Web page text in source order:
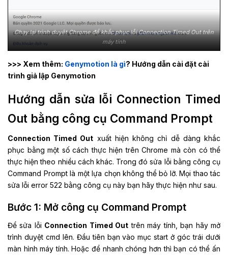
Chạy lại trình duyệt Chrome để khắc phục lỗi Connection Timed Out trên
máy tính
>>> Xem thêm: Genymotion là gì? Hướng dẫn cài đặt cài
trình giả lập Genymotion
Hướng dẫn sửa lỗi Connection Timed
Out bằng công cụ Command Prompt
Connection Timed Out xuất hiện không chỉ dễ dàng khắc
phục bằng một số cách thực hiện trên Chrome mà còn có thể
thực hiện theo nhiều cách khác. Trong đó sửa lỗi bằng công cụ
Command Prompt là một lựa chọn không thể bỏ lỡ. Mọi thao tác
sửa lỗi error 522 bằng công cụ này bạn hãy thực hiện như sau.
Bước 1: Mở công cụ Command Prompt
Để sửa lỗi Connection Timed Out trên máy tính, bạn hãy mở
trình duyệt cmd lên. Đầu tiên bạn vào mục start ở góc trái dưới
màn hình máy tính. Hoặc để nhanh chóng hơn thì bạn có thể ấn